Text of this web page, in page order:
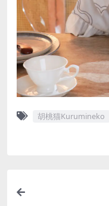
胡桃猫Kurumineko